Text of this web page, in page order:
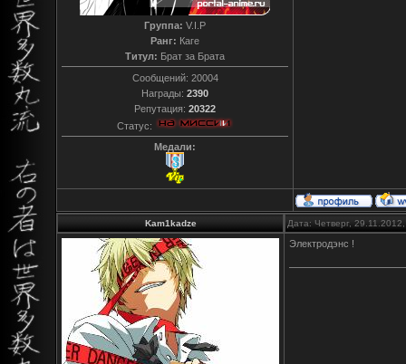
Группа: V.I.P
Ранг: Каге
Титул: Брат за Брата
Сообщений: 20004
Награды: 2390
Репутация: 20322
Статус:
Медали:
Kam1kadze Дата: Четверг,
Электродэнс !